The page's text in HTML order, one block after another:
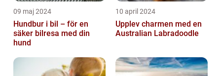
09 maj 2024
Hundbur i bil – för en
säker bilresa med din
hund
10 april 2024
Upplev charmen med en
Australian Labradoodle